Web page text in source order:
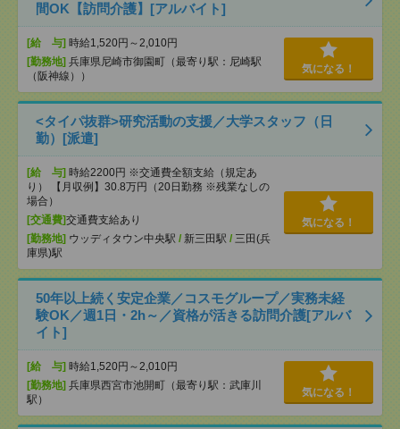
間OK【訪問介護】[アルバイト]
[給 与] 時給1,520円～2,010円
[勤務地] 兵庫県尼崎市御園町（最寄り駅：尼崎駅
（阪神線））
気になる！
<タイパ抜群>研究活動の支援／大学スタッフ（日
勤）[派遣]
[給 与] 時給2200円 ※交通費全額支給（規定あ
り） 【月収例】30.8万円（20日勤務 ※残業なしの
場合）
[交通費]交通費支給あり
[勤務地] ウッディタウン中央駅 / 新三田駅 / 三田(兵
庫県)駅
気になる！
50年以上続く安定企業／コスモグループ／実務未経
験OK／週1日・2h～／資格が活きる訪問介護[アルバ
イト]
[給 与] 時給1,520円～2,010円
[勤務地] 兵庫県西宮市池開町（最寄り駅：武庫川
駅）
気になる！